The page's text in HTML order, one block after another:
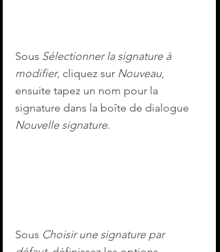
Sous Sélectionner la signature à
modifier, cliquez sur Nouveau,
ensuite tapez un nom pour la
signature dans la boîte de dialogue
Nouvelle signature.
Sous Choisir une signature par